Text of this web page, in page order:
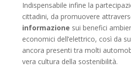
Indispensabile infine la
cittadini, da promuovere
informazione sui benefici
economici dell’elettrico, così da
ancora presenti tra molti
vera cultura della sostenibilità.